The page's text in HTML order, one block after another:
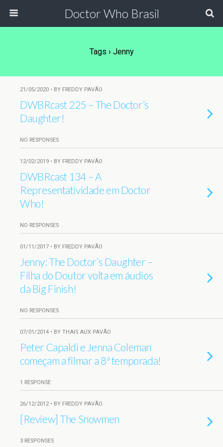
Doctor Who Brasil
Tags › Jenny
21/05/2020 • BY FREDDY PAVÃO
DWBRcast 225 – The Doctor’s
Daughter!
NO RESPONSES
12/02/2019 • BY FREDDY PAVÃO
DWBRcast 134 – A
Representatividade em Doctor
Who!
NO RESPONSES
01/11/2017 • BY FREDDY PAVÃO
Jenny: The Doctor’s Daughter –
Filha do Doutor volta em áudios
da Big Finish!
NO RESPONSES
07/01/2014 • BY THAIS AUX PAVÃO
Peter Capaldi e Jenna Coleman
começam a filmar a 8ª temporada!
1 RESPONSE
26/12/2012 • BY FREDDY PAVÃO
[Review] The Snowmen
3 RESPONSES